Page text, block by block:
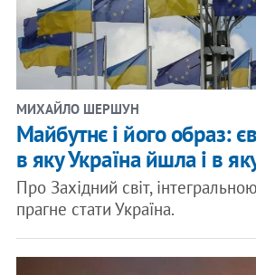
МИХАЙЛО ШЕРШУН
Майбутнє і його образ:
в яку Україна йшла і в
Про Західний світ,
прагне стати Україна.